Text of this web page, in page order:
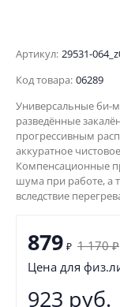
Артикул: 29531-
Код товара: 06289
Универсальные би-
разведённые
прогрессивным
аккуратное
Компенсационные
шума при работе, а
вследствие
879 ₽ 1 170 ₽
Цена для
923 руб.